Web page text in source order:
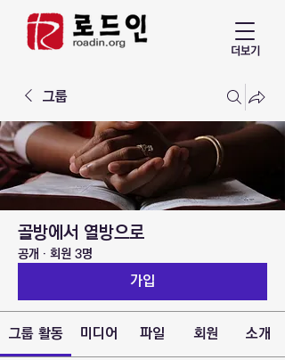
더보기
그룹
골방에서 열방으로
공개 · 회원 3명
가입
그룹 활동 미디어 파일 회원 소개